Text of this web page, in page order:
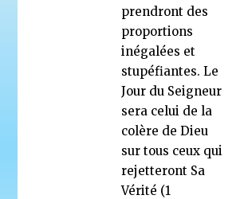
prendront des
proportions
inégalées et
stupéfiantes. Le
Jour du Seigneur
sera celui de la
colère de Dieu
sur tous ceux qui
rejetteront Sa
Vérité (1